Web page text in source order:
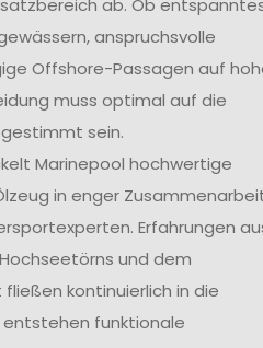
ab. Ob
anspruchsvolle
Offshore-Passagen auf
muss optimal auf die
sein.
Marinepool hochwertige
in enger
Erfahrungen
und dem
kontinuierlich in die
entstehen funktionale